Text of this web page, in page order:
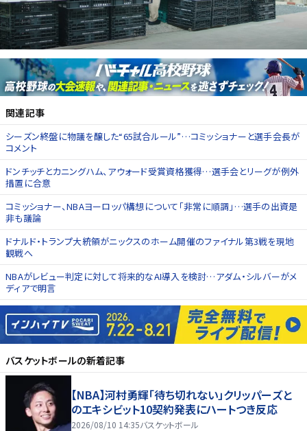
関連記事
シーズン終盤に物議を醸した“65試合ルール”…コミッショナーと選手会長が
コメント
ドンチッチとカニングハム、アウォード受賞資格獲得…選手会とリーグが例外
措置に合意
コミッショナー、NBAヨーロッパ構想について「非常に順調」…選手の出資是
非も議論
ドナルド・トランプ大統領がニックスのホーム開催のファイナル第3戦を現地
観戦へ
NBAがレビュー判定に対して将来的なAI導入を検討…アダム・シルバーがメ
ディアで明言
バスケットボールの新着記事
【NBA】河村勇輝「待ち切れない」クリッパーズと
のエキシビット10契約発表にハートつき反応
2026/08/10 14:35バスケットボール